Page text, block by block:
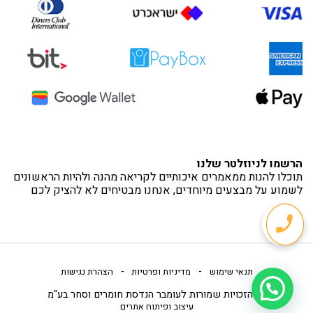
הרשמו לניוזלטר שלנו
תוכלו להנות ממאמרים איכותיים לקריאה מהנה ולהיות הראשונים
לשמוע על מבצעים מיוחדים, אנחנו מבטיחים לא להציק לכם
תנאי שימוש - מדיניות ופרטיות - הצהרת נגישות
כל הזכויות שמורות לעומבר הנדסת חומרים וסחר בע"מ
עיצוב ופיתוח אתרים